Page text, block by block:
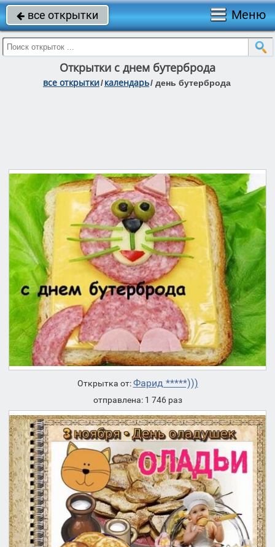
 все открытки Меню
Открытки с днем бутерброда
все открытки/календарь/ день бутерброда
Открытка от:Фарид *****)))
отправлена: 1 746 раз